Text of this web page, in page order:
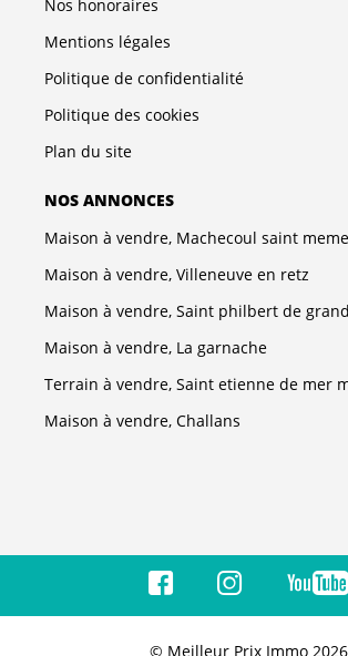
Nos honoraires
Mentions légales
Politique de confidentialité
Politique des cookies
Plan du site
NOS ANNONCES
Maison à vendre, Machecoul saint meme
Maison à vendre, Villeneuve en retz
Maison à vendre, Saint philbert de
Maison à vendre, La garnache
Terrain à vendre, Saint etienne de mer
Maison à vendre, Challans
© Meilleur Prix Immo 2026